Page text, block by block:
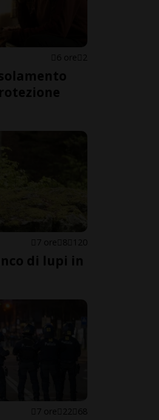
6 ore 2
7 ore 8 120
di lupi in
7 ore 22 68